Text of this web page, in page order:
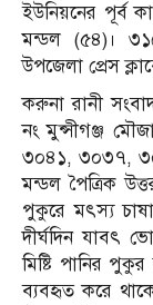
ইউনিয়নের পূর্ব
মন্ডল (৫৪)।
উপজেলা প্রেস
করুনা রানী
নং মুন্সীগঞ্জ
৩০৪১, ৩০৩৭,
মন্ডল পৈত্রিক
পুকুরে মৎস্য
দীর্ঘদিন যাবৎ
মিষ্টি পানির পুকুর
ব্যবহৃত করে